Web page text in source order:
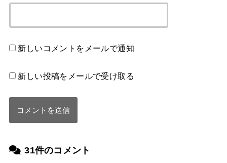
31件のコメント
新しいコメントをメールで通知
新しい投稿をメールで受け取る